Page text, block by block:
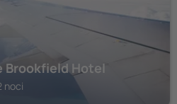
Brookfield Hotel
noci